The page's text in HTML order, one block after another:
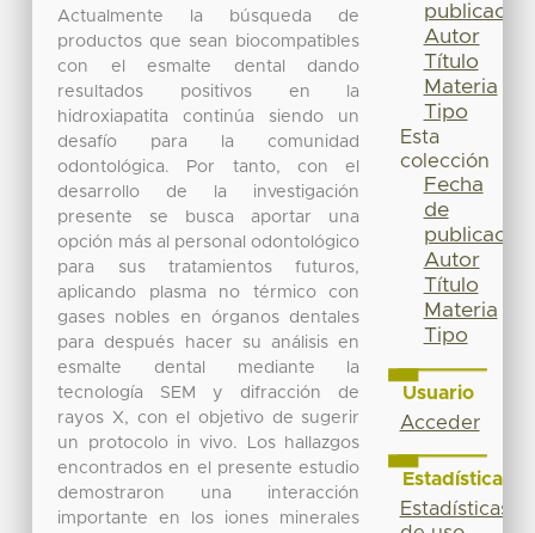
Actualmente la búsqueda de
productos que sean biocompatibles
con el esmalte dental dando
resultados positivos en la
hidroxiapatita continúa siendo un
desafío para la comunidad
odontológica. Por tanto, con el
desarrollo de la investigación
presente se busca aportar una
opción más al personal odontológico
para sus tratamientos futuros,
aplicando plasma no térmico con
gases nobles en órganos dentales
para después hacer su análisis en
esmalte dental mediante la
tecnología SEM y difracción de
rayos X, con el objetivo de sugerir
un protocolo in vivo. Los hallazgos
encontrados en el presente estudio
demostraron una interacción
importante en los iones minerales
publicación
Autor
Título
Materia
Tipo
Esta
colección
Fecha
de
publicación
Autor
Título
Materia
Tipo
Usuario
Acceder
Estadísticas
Estadísticas